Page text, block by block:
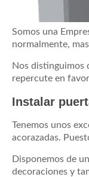
Somos una
normalmente,
Nos distinguimos
repercute en
Instalar
Tenemos unos
acorazadas.
Disponemos de
decoraciones y